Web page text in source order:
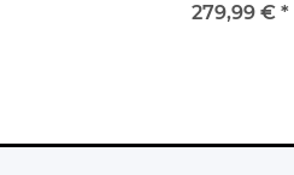
279,99 € *